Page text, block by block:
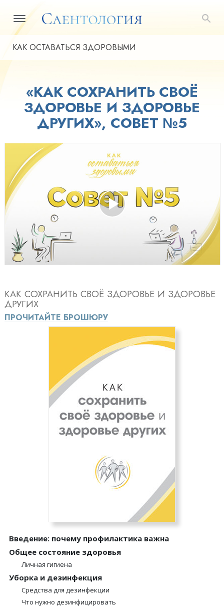
КАК ОСТАВАТЬСЯ ЗДОРОВЫМИ
«КАК СОХРАНИТЬ СВОЁ
ЗДОРОВЬЕ И ЗДОРОВЬЕ
ДРУГИХ», СОВЕТ №5
Play
Video
КАК СОХРАНИТЬ СВОЁ ЗДОРОВЬЕ И ЗДОРОВЬЕ
ДРУГИХ
ПРОЧИТАЙТЕ БРОШЮРУ
Введение: почему профилактика важна
Общее состояние здоровья
Личная гигиена
Уборка и дезинфекция
Средства для дезинфекции
Что нужно дезинфицировать